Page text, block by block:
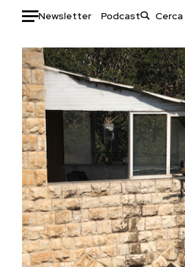
Newsletter Podcast
HOME
Italia
Mondo
Politica
Tecnologia
Internet
Scienza
Cultura
Economia